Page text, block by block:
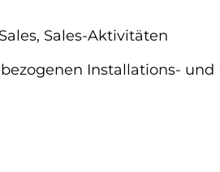
Sales-Aktivitäten
Installations-